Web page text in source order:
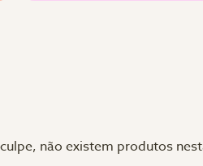
não existem produtos